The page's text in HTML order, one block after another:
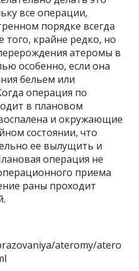
все операции,
порядке всегда
того, крайне редко, но
атеромы в
особенно, если она
бельем или
операция по
в плановом
и окружающие
состоянии, что
ее вылущить и
операция не
приема
раны проходит
ateromy/atero